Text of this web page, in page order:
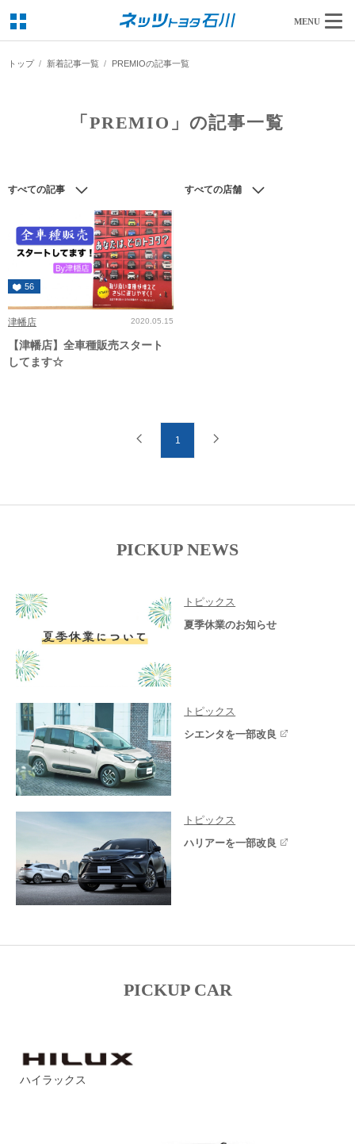
MENU
トップ 新着記事一覧 PREMIOの記事一覧
「PREMIO」の記事一覧
すべての記事 すべての店舗
56
津幡店 2020.05.15
【津幡店】全車種販売スタート
してます☆
1
PICKUP NEWS
トピックス
夏季休業のお知らせ
トピックス
シエンタを一部改良
トピックス
ハリアーを一部改良
PICKUP CAR
ハイラックス